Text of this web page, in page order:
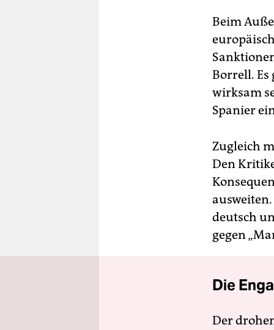
Beim
Borrell. Es
wirksam
Spanier
Zugleich
Den
deutsch
gegen
Die
Der